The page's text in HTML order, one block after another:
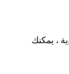
، يمكنك